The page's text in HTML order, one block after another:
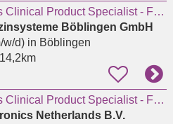
Hebamme als Clinical Product Specialist - Fetal Monitoring/Perinatal Systems
Böblingen GmbH
w/d)in Böblingen
Hebamme als Clinical Product Specialist - Fetal Monitoring/Perinatal Systems (all genders)
Netherlands B.V.